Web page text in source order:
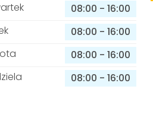
08:00 - 16:00
08:00 - 16:00
08:00 - 16:00
08:00 - 16:00